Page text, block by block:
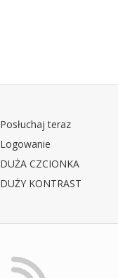
Posłuchaj teraz
Logowanie
DUŻA CZCIONKA
DUŻY KONTRAST